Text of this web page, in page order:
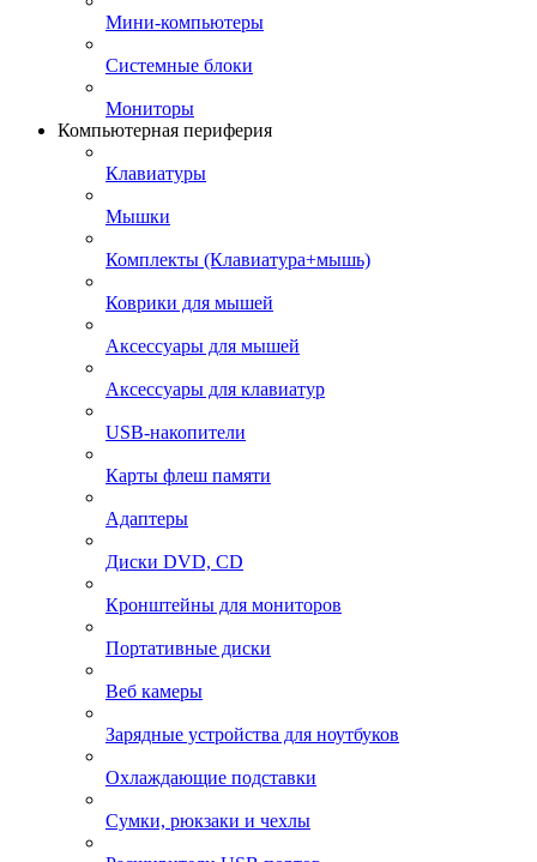
Мини-компьютеры
Системные блоки
Мониторы
Компьютерная периферия
Клавиатуры
Мышки
Комплекты (Клавиатура+мышь)
Коврики для мышей
Аксессуары для мышей
Аксессуары для клавиатур
USB-накопители
Карты флеш памяти
Адаптеры
Диски DVD, CD
Кронштейны для мониторов
Портативные диски
Веб камеры
Зарядные устройства для ноутбуков
Охлаждающие подставки
Сумки, рюкзаки и чехлы